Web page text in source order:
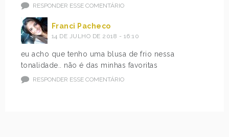
RESPONDER ESSE COMENTÁRIO
Franci Pacheco
14 DE JULHO DE 2018 - 16:10
eu acho que tenho uma blusa de frio nessa
tonalidade.. não é das minhas favoritas
RESPONDER ESSE COMENTÁRIO